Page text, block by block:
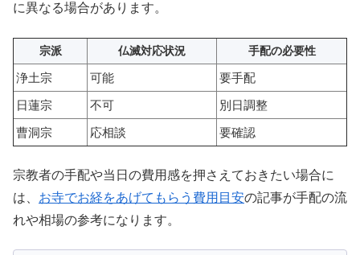
に異なる場合があります。
宗派 仏滅対応状況 手配の必要性
浄土宗 可能
要手配
日蓮宗
不可
別日調整
曹洞宗
応相談 要確認
宗教者の手配や当日の費用感を押さえておきたい場合に
は、 お寺でお経をあげてもらう費用目安の記事が手配の流
れや相場の参考になります。